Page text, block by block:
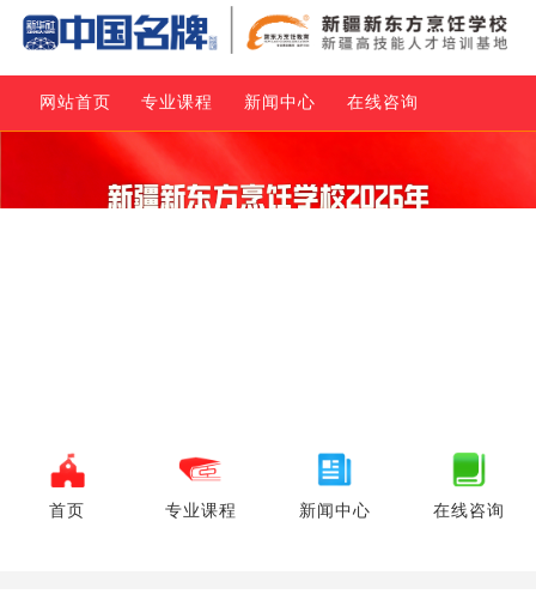
网站首页 专业课程 新闻中心 在线咨询
首页 专业课程 新闻中心 在线咨询